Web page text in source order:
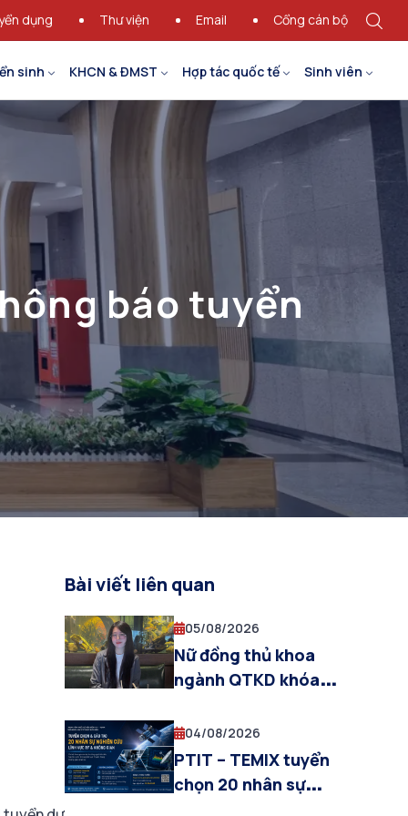
dụng Thư viện Email Cổng cán bộ
sinh KHCN & ĐMST Hợp tác quốc tế Sinh viên
báo tuyển
Bài viết liên quan
05/08/2026
Nữ đồng thủ khoa
ngành QTKD khóa
nuối ban đầu đến
hành trình tỏa sáng
04/08/2026
PTIT – TEMIX tuyển
chọn 20 nhân sự